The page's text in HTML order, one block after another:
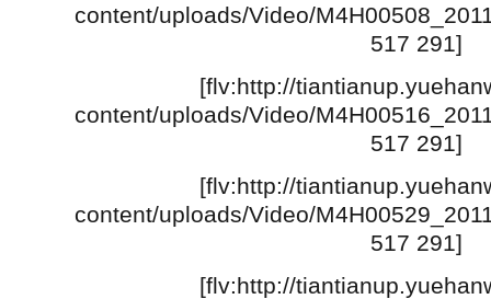
content/uploads/Video/
517 291]
[flv:http://
content/uploads/Video/
517 291]
[flv:http://
content/uploads/Video/
517 291]
[flv:http://